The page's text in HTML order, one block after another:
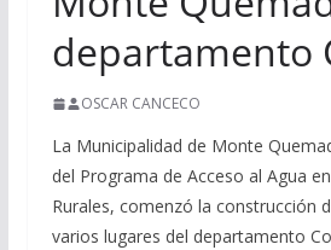
departamento
OSCAR CANCECO
La Municipalidad de Monte
del Programa de Acceso al Agua
Rurales, comenzó la construcción
varios lugares del departamento